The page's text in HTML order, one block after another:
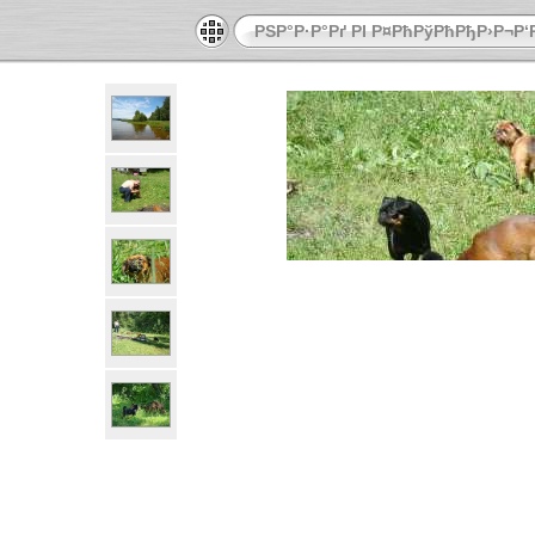
РЅР°Р·Р°Рґ РІ